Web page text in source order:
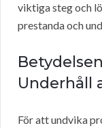
viktiga steg och
prestanda och
Underhåll
För att undvika